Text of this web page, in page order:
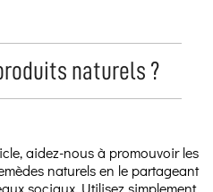
naturels ?
aidez-nous à promouvoir les
naturels en le partageant
sociaux. Utilisez simplement